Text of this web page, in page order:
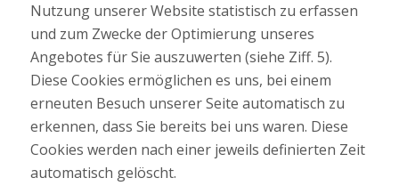
Nutzung unserer Website statistisch zu erfassen
und zum Zwecke der Optimierung unseres
Angebotes für Sie auszuwerten (siehe Ziff. 5).
Diese Cookies ermöglichen es uns, bei einem
erneuten Besuch unserer Seite automatisch zu
erkennen, dass Sie bereits bei uns waren. Diese
Cookies werden nach einer jeweils definierten Zeit
automatisch gelöscht.